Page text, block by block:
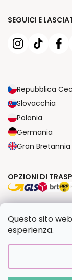
Questo sito
esperienza.
SEGUICI E
Repubblica
Slovacchia
Polonia
Germania
Gran Bretannia
OPZIONI DI